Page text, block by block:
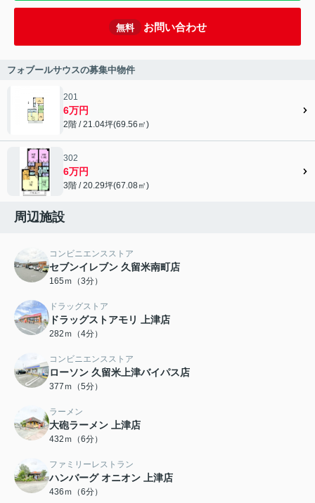
無料 お問い合わせ
フォブールサウスの募集中物件
201
6万円
2階 / 21.04坪(69.56㎡)
302
6万円
3階 / 20.29坪(67.08㎡)
周辺施設
コンビニエンスストア
セブンイレブン 久留米南町店
165ｍ（3分）
ドラッグストア
ドラッグストアモリ 上津店
282ｍ（4分）
コンビニエンスストア
ローソン 久留米上津バイパス店
377ｍ（5分）
ラーメン
大砲ラーメン 上津店
432ｍ（6分）
ファミリーレストラン
ハンバーグ オニオン 上津店
436ｍ（6分）